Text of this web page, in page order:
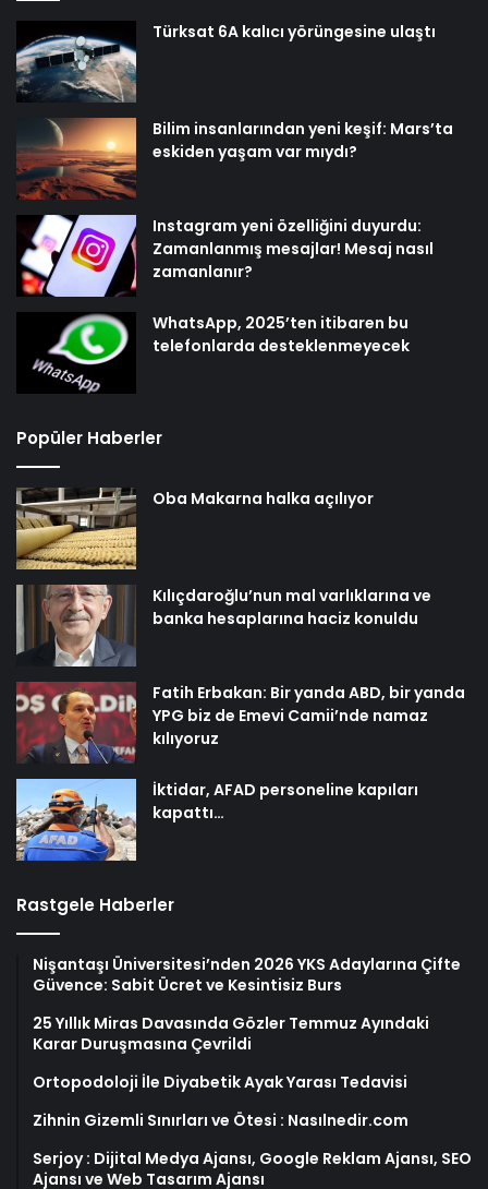
Türksat 6A kalıcı yörüngesine ulaştı
Bilim insanlarından yeni keşif: Mars’ta
eskiden yaşam var mıydı?
Instagram yeni özelliğini duyurdu:
Zamanlanmış mesajlar! Mesaj nasıl
zamanlanır?
WhatsApp, 2025’ten itibaren bu
telefonlarda desteklenmeyecek
Popüler Haberler
Oba Makarna halka açılıyor
Kılıçdaroğlu’nun mal varlıklarına ve
banka hesaplarına haciz konuldu
Fatih Erbakan: Bir yanda ABD, bir yanda
YPG biz de Emevi Camii’nde namaz
kılıyoruz
İktidar, AFAD personeline kapıları
kapattı…
Rastgele Haberler
Nişantaşı Üniversitesi’nden 2026 YKS Adaylarına Çifte
Güvence: Sabit Ücret ve Kesintisiz Burs
25 Yıllık Miras Davasında Gözler Temmuz Ayındaki
Karar Duruşmasına Çevrildi
Ortopodoloji İle Diyabetik Ayak Yarası Tedavisi
Zihnin Gizemli Sınırları ve Ötesi : Nasılnedir.com
Serjoy : Dijital Medya Ajansı, Google Reklam Ajansı, SEO
Ajansı ve Web Tasarım Ajansı